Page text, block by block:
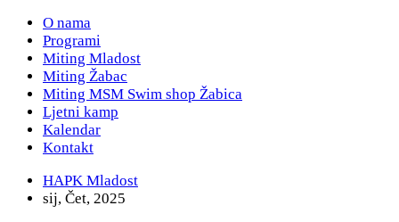
O nama
Programi
Miting Mladost
Miting Žabac
Miting MSM Swim shop Žabica
Ljetni kamp
Kalendar
Kontakt
HAPK Mladost
sij, Čet, 2025